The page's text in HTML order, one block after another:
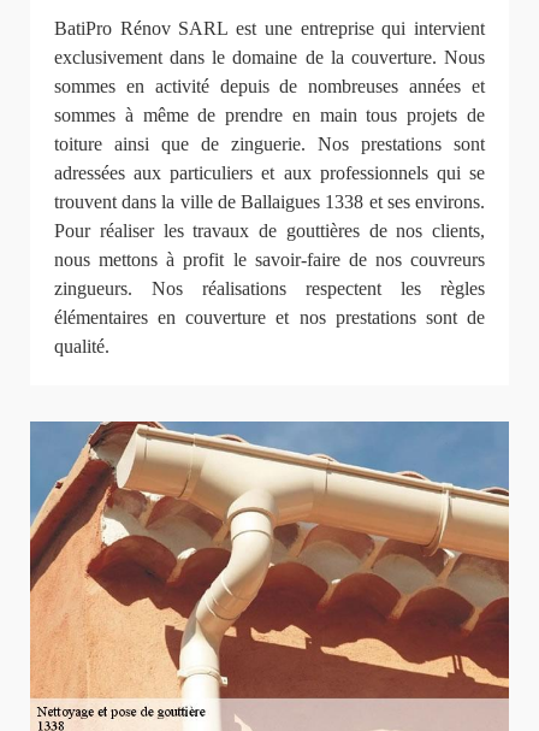
BatiPro Rénov SARL est une entreprise qui intervient
exclusivement dans le domaine de la couverture. Nous
sommes en activité depuis de nombreuses années et
sommes à même de prendre en main tous projets de
toiture ainsi que de zinguerie. Nos prestations sont
adressées aux particuliers et aux professionnels qui se
trouvent dans la ville de Ballaigues 1338 et ses environs.
Pour réaliser les travaux de gouttières de nos clients,
nous mettons à profit le savoir-faire de nos couvreurs
zingueurs. Nos réalisations respectent les règles
élémentaires en couverture et nos prestations sont de
qualité.